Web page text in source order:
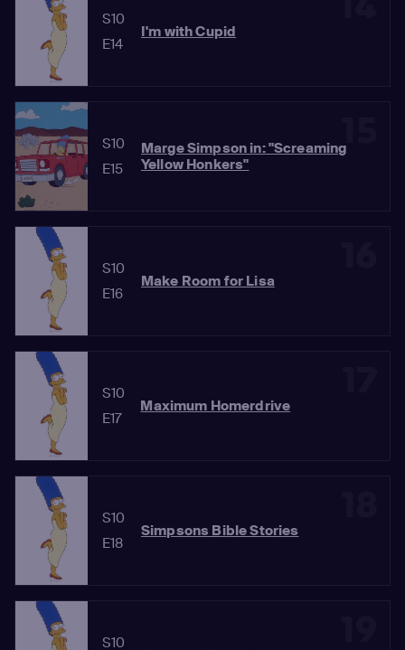
S10
E14
I'm with Cupid
S10
E15
Marge Simpson in: "Screaming
Yellow Honkers"
S10
E16
Make Room for Lisa
S10
E17
Maximum Homerdrive
S10
E18
Simpsons Bible Stories
S10